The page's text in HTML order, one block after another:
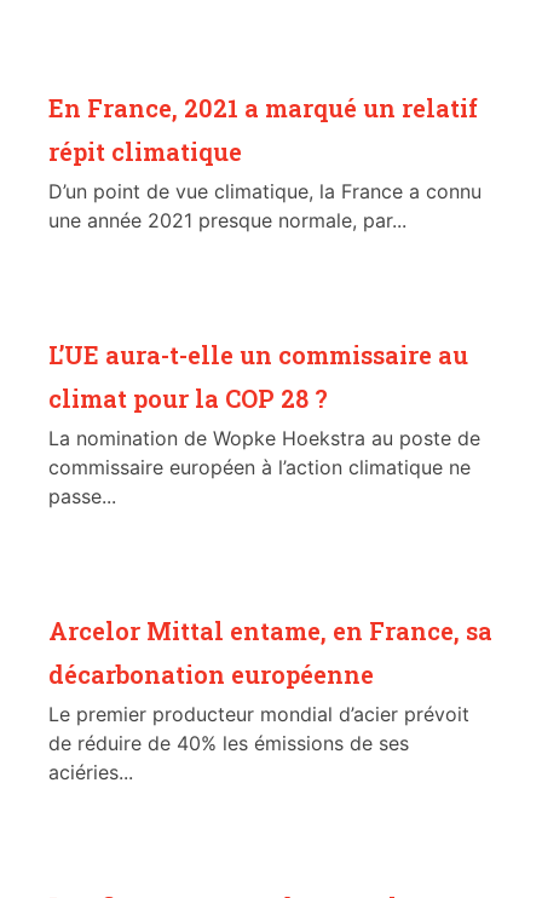
En France, 2021 a marqué un relatif
répit climatique
D’un point de vue climatique, la France a connu
une année 2021 presque normale, par...
L’UE aura-t-elle un commissaire au
climat pour la COP 28 ?
La nomination de Wopke Hoekstra au poste de
commissaire européen à l’action climatique ne
passe...
Arcelor Mittal entame, en France, sa
décarbonation européenne
Le premier producteur mondial d’acier prévoit
de réduire de 40% les émissions de ses
aciéries...